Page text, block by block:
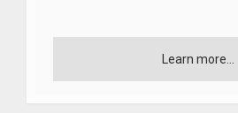
Learn more...